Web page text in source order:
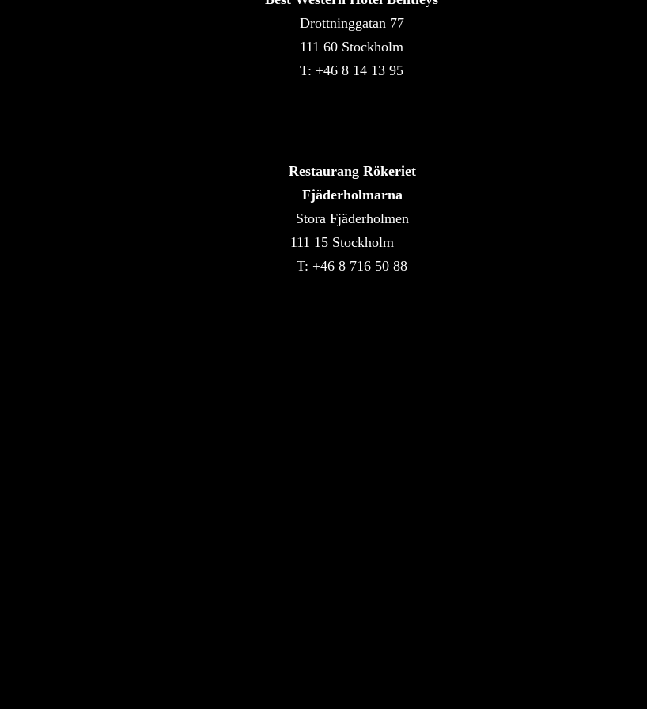
Drottninggatan 77
111 60 Stockholm
T: +46 8 14 13 95
Restaurang Rökeriet
Fjäderholmarna
Stora Fjäderholmen
111 15 Stockholm
T: +46 8 716 50 88